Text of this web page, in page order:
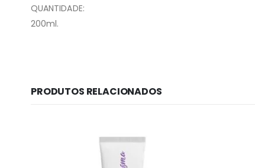
QUANTIDADE:
200ml.
PRODUTOS RELACIONADOS